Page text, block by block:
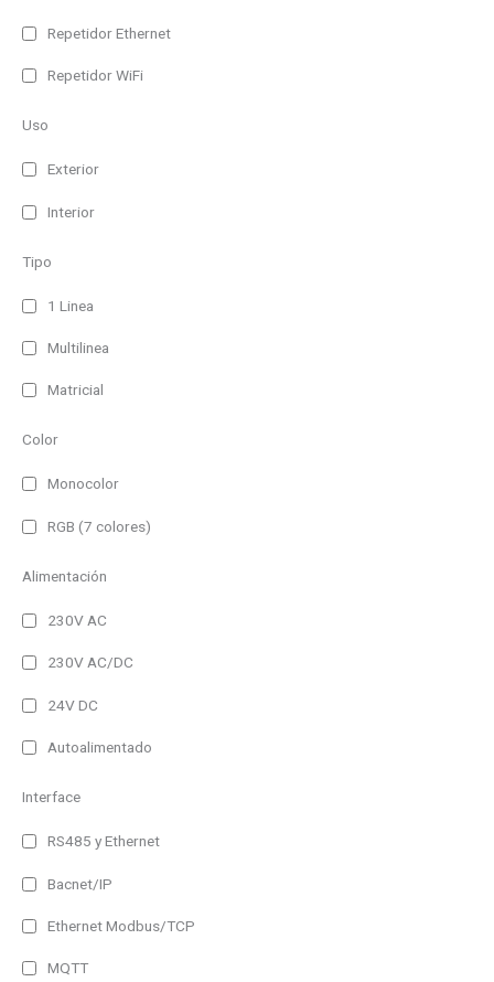
Repetidor Ethernet
Repetidor WiFi
Uso
Exterior
Interior
Tipo
1 Linea
Multilinea
Matricial
Color
Monocolor
RGB (7 colores)
Alimentación
230V AC
230V AC/DC
24V DC
Autoalimentado
Interface
RS485 y Ethernet
Bacnet/IP
Ethernet Modbus/TCP
MQTT